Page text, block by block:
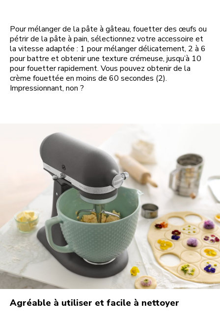
Pour mélanger de la pâte à gâteau, fouetter des œufs ou
pétrir de la pâte à pain, sélectionnez votre accessoire et
la vitesse adaptée : 1 pour mélanger délicatement, 2 à 6
pour battre et obtenir une texture crémeuse, jusqu’à 10
pour fouetter rapidement. Vous pouvez obtenir de la
crème fouettée en moins de 60 secondes (2).
Impressionnant, non ?
Agréable à utiliser et facile à nettoyer